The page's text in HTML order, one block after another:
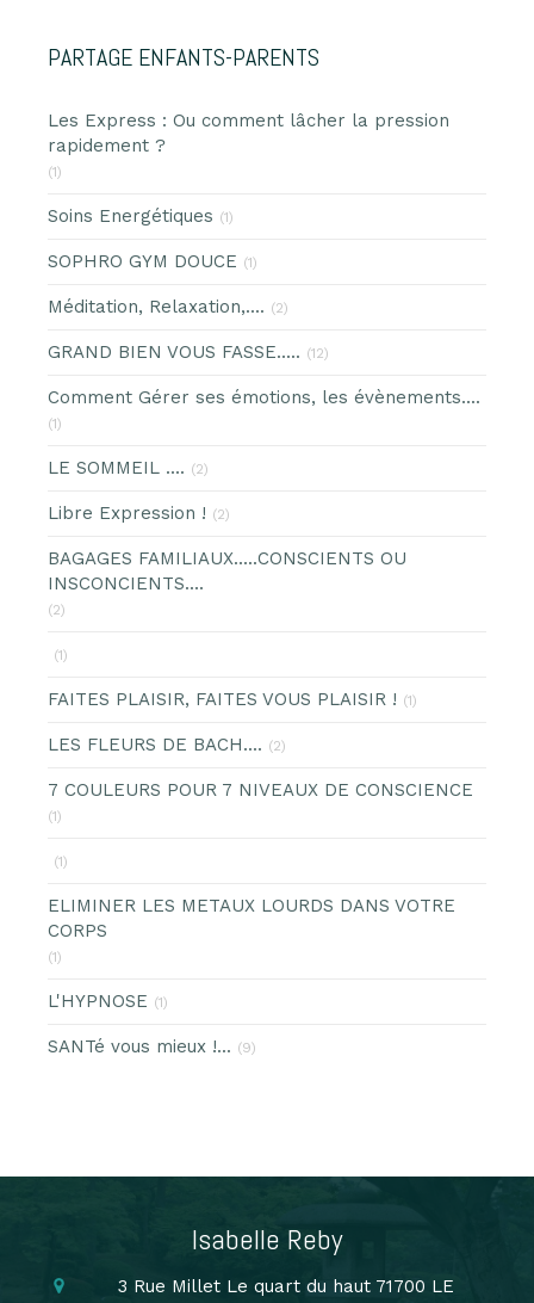
PARTAGE ENFANTS-PARENTS
Les Express : Ou comment lâcher la pression
rapidement ?
(1)
Soins Energétiques (1)
SOPHRO GYM DOUCE (1)
Méditation, Relaxation,.... (2)
GRAND BIEN VOUS FASSE..... (12)
Comment Gérer ses émotions, les évènements....
(1)
LE SOMMEIL .... (2)
Libre Expression ! (2)
BAGAGES FAMILIAUX.....CONSCIENTS OU
INSCONCIENTS....
(2)
(1)
FAITES PLAISIR, FAITES VOUS PLAISIR ! (1)
LES FLEURS DE BACH.... (2)
7 COULEURS POUR 7 NIVEAUX DE CONSCIENCE
(1)
(1)
ELIMINER LES METAUX LOURDS DANS VOTRE
CORPS
(1)
L'HYPNOSE (1)
SANTé vous mieux !... (9)
Isabelle Reby
3 Rue Millet Le quart du haut 71700 LE